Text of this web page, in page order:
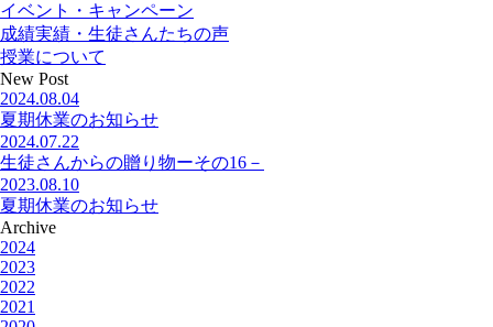
イベント・キャンペーン
成績実績・生徒さんたちの声
授業について
New Post
2024.08.04
夏期休業のお知らせ
2024.07.22
生徒さんからの贈り物ーその16－
2023.08.10
夏期休業のお知らせ
Archive
2024
2023
2022
2021